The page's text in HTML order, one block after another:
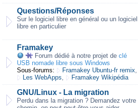
Questions/Réponses
Sur le logiciel libre en général ou un logiciel
libre en particulier
Framakey
Forum dédié à notre projet de clé
USB nomade libre sous Windows
Sous-forums:
Framakey Ubuntu-fr remix,
Les WebApps, Framakey Wikipédia
GNU/Linux - La migration
Perdu dans la migration ? Demandez votre